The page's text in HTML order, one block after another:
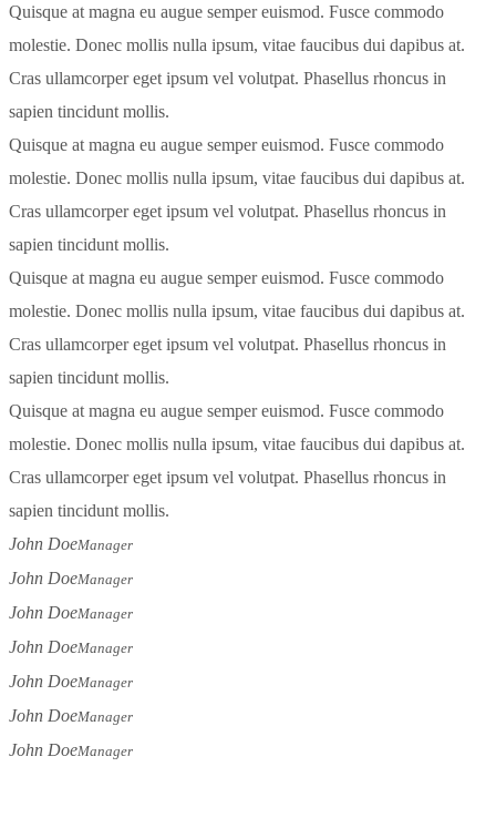
Quisque at magna eu augue semper euismod. Fusce commodo
molestie. Donec mollis nulla ipsum, vitae faucibus dui dapibus at.
Cras ullamcorper eget ipsum vel volutpat. Phasellus rhoncus in
sapien tincidunt mollis.
Quisque at magna eu augue semper euismod. Fusce commodo
molestie. Donec mollis nulla ipsum, vitae faucibus dui dapibus at.
Cras ullamcorper eget ipsum vel volutpat. Phasellus rhoncus in
sapien tincidunt mollis.
Quisque at magna eu augue semper euismod. Fusce commodo
molestie. Donec mollis nulla ipsum, vitae faucibus dui dapibus at.
Cras ullamcorper eget ipsum vel volutpat. Phasellus rhoncus in
sapien tincidunt mollis.
Quisque at magna eu augue semper euismod. Fusce commodo
molestie. Donec mollis nulla ipsum, vitae faucibus dui dapibus at.
Cras ullamcorper eget ipsum vel volutpat. Phasellus rhoncus in
sapien tincidunt mollis.
John DoeManager
John DoeManager
John DoeManager
John DoeManager
John DoeManager
John DoeManager
John DoeManager